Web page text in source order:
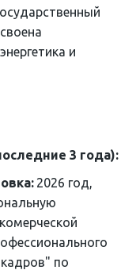
и
3 года):
2026 год,
по